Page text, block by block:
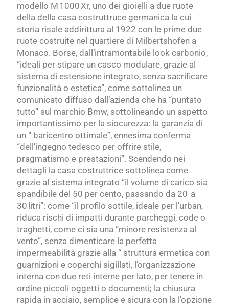
modello M 1000 Xr, uno dei gioielli a due ruote
della della casa costruttruce germanica la cui
storia risale addirittura al 1922 con le prime due
ruote costruite nel quartiere di Milbertshofen a
Monaco. Borse, dall’intramontabile look carbonio,
“ideali per stipare un casco modulare, grazie al
sistema di estensione integrato, senza sacrificare
funzionalità o estetica”, come sottolinea un
comunicato diffuso dall’azienda che ha “puntato
tutto” sul marchio Bmw, sottolineando un aspetto
importantissimo per la siocurezza: la garanzia di
un “ baricentro ottimale”, ennesima conferma
“dell’ingegno tedesco per offrire stile,
pragmatismo e prestazioni”. Scendendo nei
dettagli la casa costruttrice sottolinea come
grazie al sistema integrato “il volume di carico sia
spandibile del 50 per cento, passando da 20 a
30 litri”: come “il profilo sottile, ideale per l’urban,
riduca rischi di impatti durante parcheggi, code o
traghetti, come ci sia una “minore resistenza al
vento”, senza dimenticare la perfetta
impermeabilità grazie alla “ struttura ermetica con
guarnizioni e coperchi sigillati, l’organizzazione
interna con due reti interne per lato, per tenere in
ordine piccoli oggetti o documenti; la chiusura
rapida in acciaio, semplice e sicura con la l’opzione